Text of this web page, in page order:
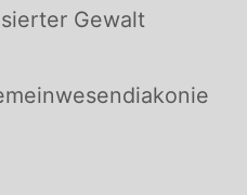
Gewalt